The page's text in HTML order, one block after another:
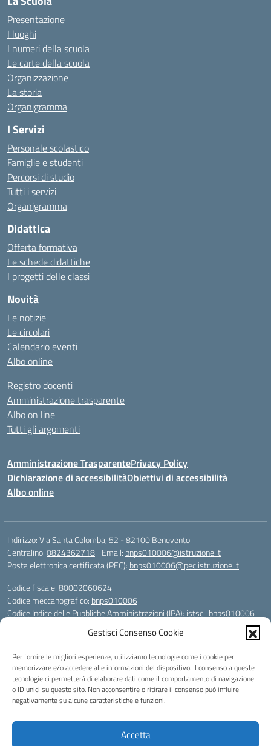
Gestisci Consenso Cookie
Per fornire le migliori esperienze, utilizziamo tecnologie come i cookie per
memorizzare e/o accedere alle informazioni del dispositivo. Il consenso a queste
tecnologie ci permetterà di elaborare dati come il comportamento di navigazione
o ID unici su questo sito. Non acconsentire o ritirare il consenso può influire
negativamente su alcune caratteristiche e funzioni.
Accetta
Presentazione
I luoghi
I numeri della scuola
Le carte della scuola
Organizzazione
La storia
Organigramma
I Servizi
Personale scolastico
Famiglie e studenti
Percorsi di studio
Tutti i servizi
Organigramma
Didattica
Offerta formativa
Le schede didattiche
I progetti delle classi
Novità
Le notizie
Le circolari
Calendario eventi
Albo online
Registro docenti
Amministrazione trasparente
Albo on line
Tutti gli argomenti
Amministrazione TrasparentePrivacy Policy
Dichiarazione di accessibilitàObiettivi di accessibilità
Albo online
Indirizzo:Via Santa Colomba, 52 - 82100 Benevento
Centralino:0824362718 Email: bnps010006@istruzione.it
Posta elettronica certificata (PEC): bnps010006@pec.istruzione.it
Codice fiscale: 80002060624
Codice meccanografico: bnps010006
Codice Indice delle Pubbliche Amministrazioni (IPA): istsc_bnps010006
Codice Univoco per le fatture elettroniche: UFHWS5
Liceo Scientifico "Gaetano Rummo"
Conto Corrente Bancario (C.C.B.):
IT17 H 03069 15003 100000046036
Conto Tesoreria
CODICE TESORERIA: TU-421-0310110